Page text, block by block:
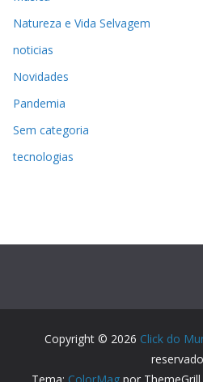
Natureza e Vida Selvagem
noticias
Novidades
Pandemia
Sem categoria
tecnologias
Copyright © 2026 Click do